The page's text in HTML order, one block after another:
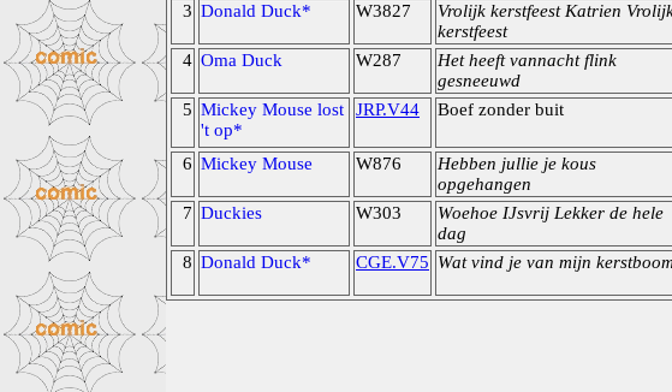
3 Donald Duck* W3827
Vrolijk kerstfeest Katrien
kerstfeest
4 Oma Duck W287
Het heeft vannacht flink
gesneeuwd
5 Mickey Mouse lost
't op*
JRP.V44 Boef zonder buit
6 Mickey Mouse W876
Hebben jullie je kous
opgehangen
7 Duckies W303
Woehoe IJsvrij Lekker de hele
dag
8 Donald Duck* CGE.V75 Wat vind je van mijn kerstboom